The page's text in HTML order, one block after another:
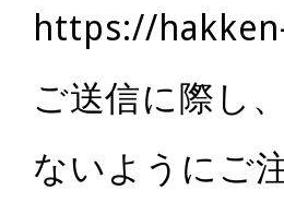
https://
ご送信に際し
ないようにご